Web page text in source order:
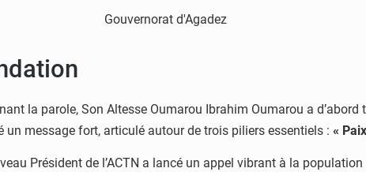
la parole, Son Altesse Oumarou Ibrahim Oumarou a
un message fort, articulé autour de trois piliers essentiels : «
Président de l’ACTN a lancé un appel vibrant à la